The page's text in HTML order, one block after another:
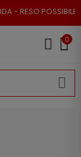
POSSIBILE
0